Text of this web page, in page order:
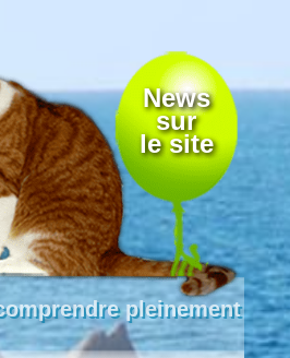
News
sur
le site
pleinement